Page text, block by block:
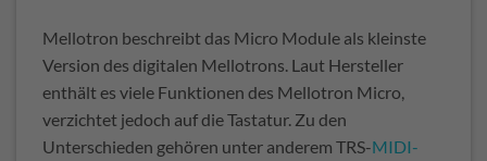
Mellotron beschreibt das Micro Module als kleinste
Version des digitalen Mellotrons. Laut Hersteller
enthält es viele Funktionen des Mellotron Micro,
verzichtet jedoch auf die Tastatur. Zu den
Unterschieden gehören unter anderem TRS-MIDI-